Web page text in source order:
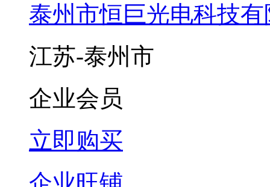
泰州市恒巨光电科技
江苏-泰州市
企业会员
立即购买